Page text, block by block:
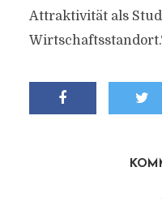
Attraktivität als